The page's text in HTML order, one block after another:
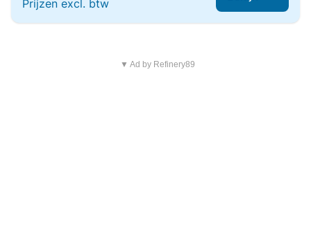
Prijzen excl. btw
▼ Ad by Refinery89